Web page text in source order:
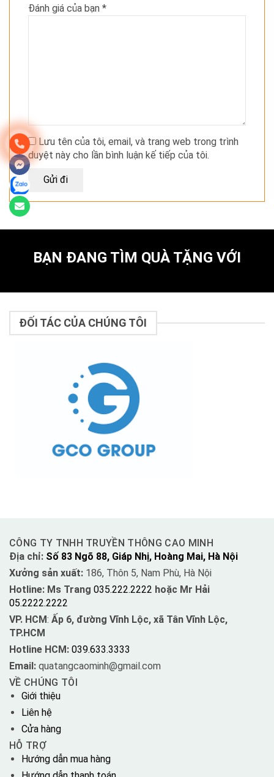
Đánh giá của bạn *
Lưu tên của tôi, email, và trang web trong trình
duyệt này cho lần bình luận kế tiếp của tôi.
BẠN ĐANG TÌM QUÀ TẶNG VỚI
ĐỐI TÁC CỦA CHÚNG TÔI
CÔNG TY TNHH TRUYỀN THÔNG CAO MINH
Địa chỉ: Số 83 Ngõ 88, Giáp Nhị, Hoàng Mai, Hà Nội
Xưởng sản xuất: 186, Thôn 5, Nam Phù, Hà Nội
Hotline: Ms Trang 035.222.2222 hoặc Mr Hải
05.2222.2222
VP. HCM: Ấp 6, đường Vĩnh Lộc, xã Tân Vĩnh Lộc,
TP.HCM
Hotline HCM: 039.633.3333
Email: quatangcaominh@gmail.com
VỀ CHÚNG TÔI
Giới thiệu
Liên hệ
Cửa hàng
HỖ TRỢ
Hướng dẫn mua hàng